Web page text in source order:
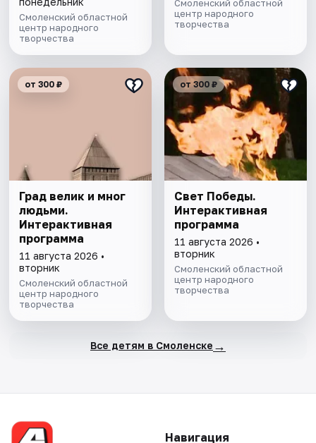
Смоленский областной
центр народного
творчества
Смоленский областной
центр народного
творчества
от 300 ₽
Град велик и мног
людьми.
Интерактивная
программа
11 августа 2026 •
вторник
Смоленский областной
центр народного
творчества
от 300 ₽
Свет Победы.
Интерактивная
программа
11 августа 2026 •
вторник
Смоленский областной
центр народного
творчества
Все детям в Смоленске →
Навигация